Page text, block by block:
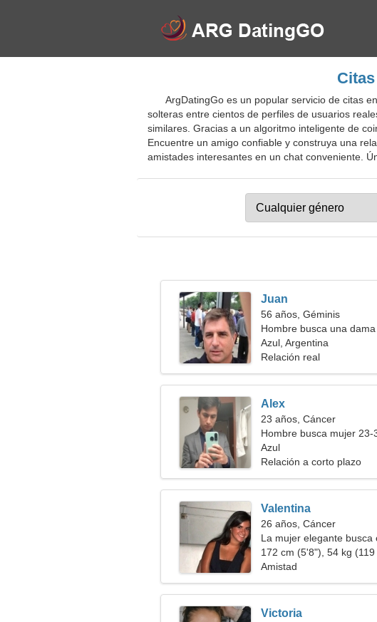
ArgDatingGo es un popular servicio de citas
solteras entre cientos de perfiles de usuarios
similares. Gracias a un algoritmo inteligente de
Encuentre un amigo confiable y construya una
amistades interesantes en un chat conveniente.
Juan
56 años, Géminis
Hombre busca una
Azul, Argentina
Relación real
Alex
23 años, Cáncer
Hombre busca mujer 23-
Azul
Relación a corto plazo
Valentina
26 años, Cáncer
La mujer elegante
172 cm (5'8"), 54 kg (119
Amistad
Victoria